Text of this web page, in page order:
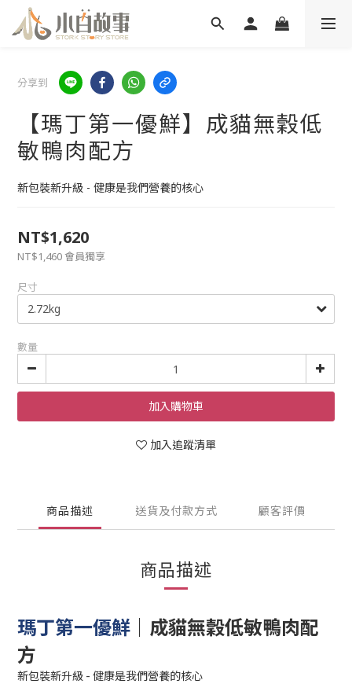
分享到
【瑪丁第一優鮮】成貓無穀低
敏鴨肉配方
新包裝新升級 - 健康是我們營養的核心
NT$1,620
NT$1,460會員獨享
尺寸
數量
加入購物車
加入追蹤清單
商品描述 送貨及付款方式 顧客評價
商品描述
瑪丁第一優鮮 ｜ 成貓無穀低敏鴨肉配
方
新包裝新升級 - 健康是我們營養的核心